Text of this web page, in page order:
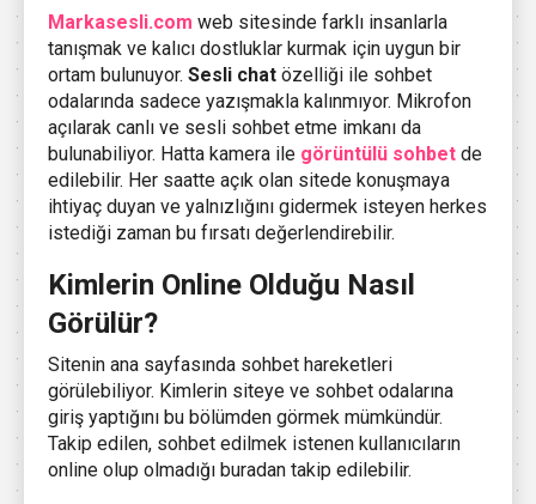
Markasesli.com web sitesinde farklı insanlarla
tanışmak ve kalıcı dostluklar kurmak için uygun bir
ortam bulunuyor. Sesli chat özelliği ile sohbet
odalarında sadece yazışmakla kalınmıyor. Mikrofon
açılarak canlı ve sesli sohbet etme imkanı da
bulunabiliyor. Hatta kamera ile görüntülü sohbet de
edilebilir. Her saatte açık olan sitede konuşmaya
ihtiyaç duyan ve yalnızlığını gidermek isteyen herkes
istediği zaman bu fırsatı değerlendirebilir.
Kimlerin Online Olduğu Nasıl
Görülür?
Sitenin ana sayfasında sohbet hareketleri
görülebiliyor. Kimlerin siteye ve sohbet odalarına
giriş yaptığını bu bölümden görmek mümkündür.
Takip edilen, sohbet edilmek istenen kullanıcıların
online olup olmadığı buradan takip edilebilir.